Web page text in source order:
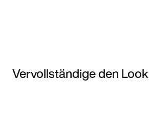
Vervollständige den Look